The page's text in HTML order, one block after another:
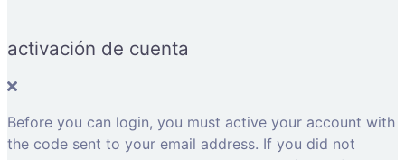
activación de cuenta
Before you can login, you must active your account with
the code sent to your email address. If you did not